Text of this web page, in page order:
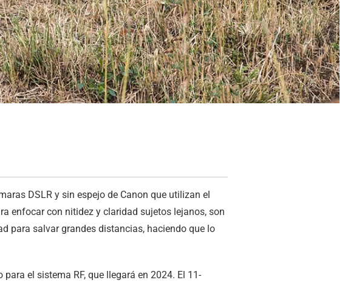
DSLR y sin espejo de Canon que utilizan el
enfocar con nitidez y claridad sujetos lejanos, son
para salvar grandes distancias, haciendo que lo
el sistema RF, que llegará en 2024. El 11-